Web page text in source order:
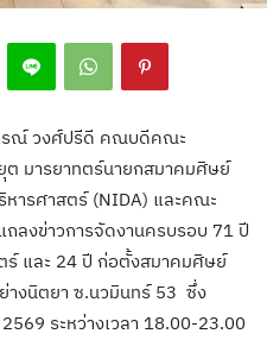
รณ์ วงศ์ปรีดี คณบดีคณะ
มารยาทตร์นายกสมาคมศิษย์
ารศาสตร์ (NIDA) และคณะ
ลงข่าวการจัดงานครบรอบ 71 ปี
ร์ และ 24 ปี ก่อตั้งสมาคมศิษย์
างนิตยา ซ.นวมินทร์ 53 ซึ่ง
ระหว่างเวลา 18.00-23.00